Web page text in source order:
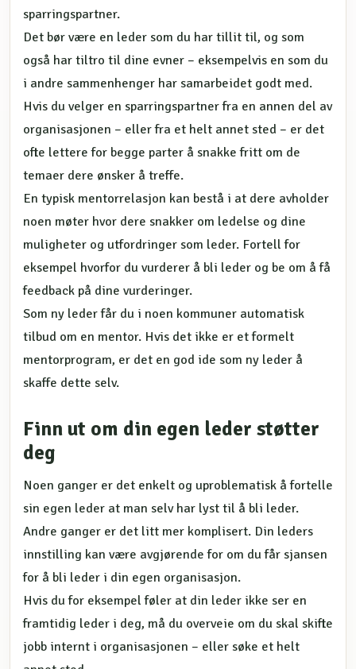
sparringspartner.
Det bør være en leder som du har tillit til, og som
også har tiltro til dine evner – eksempelvis en som du
i andre sammenhenger har samarbeidet godt med.
Hvis du velger en sparringspartner fra en annen del av
organisasjonen – eller fra et helt annet sted – er det
ofte lettere for begge parter å snakke fritt om de
temaer dere ønsker å treffe.
En typisk mentorrelasjon kan bestå i at dere avholder
noen møter hvor dere snakker om ledelse og dine
muligheter og utfordringer som leder. Fortell for
eksempel hvorfor du vurderer å bli leder og be om å få
feedback på dine vurderinger.
Som ny leder får du i noen kommuner automatisk
tilbud om en mentor. Hvis det ikke er et formelt
mentorprogram, er det en god ide som ny leder å
skaffe dette selv.
Finn ut om din egen leder støtter
deg
Noen ganger er det enkelt og uproblematisk å fortelle
sin egen leder at man selv har lyst til å bli leder.
Andre ganger er det litt mer komplisert. Din leders
innstilling kan være avgjørende for om du får sjansen
for å bli leder i din egen organisasjon.
Hvis du for eksempel føler at din leder ikke ser en
framtidig leder i deg, må du overveie om du skal skifte
jobb internt i organisasjonen – eller søke et helt